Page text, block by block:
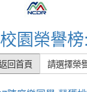
校園榮譽
回首頁 請選擇榮